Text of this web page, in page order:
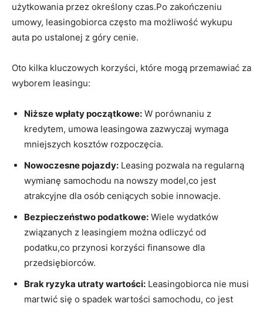
użytkowania przez określony czas.Po‍ zakończeniu
umowy, leasingobiorca często ma możliwość wykupu
auta po⁤ ustalonej z‌ góry cenie.
Oto kilka kluczowych korzyści, które mogą przemawiać za
wyborem leasingu:
Niższe wpłaty początkowe: W porównaniu z
kredytem, umowa leasingowa ​zazwyczaj wymaga⁢
mniejszych ‌kosztów rozpoczęcia.
Nowoczesne pojazdy: Leasing pozwala na regularną
wymianę samochodu na⁣ nowszy model,co jest
atrakcyjne dla osób ceniących sobie innowacje.
Bezpieczeństwo podatkowe: Wiele wydatków⁣
związanych z leasingiem można odliczyć⁣ od
podatku,co przynosi korzyści finansowe dla
przedsiębiorców.
Brak ⁤ryzyka utraty ‌wartości: Leasingobiorca nie musi
martwić się o spadek wartości ‍samochodu, co jest